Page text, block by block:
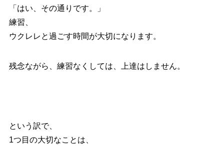
「はい、その通りです。」
練習、
ウクレレと過ごす時間が大切になります。
残念ながら、練習なくしては、上達はしません。
という訳で、
1つ目の大切なことは、